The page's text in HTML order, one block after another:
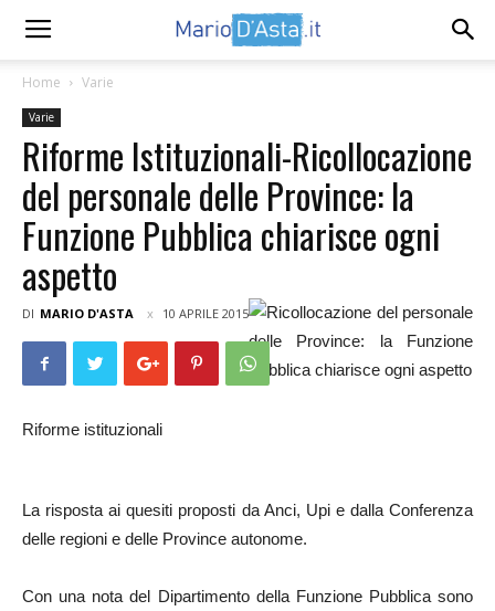
Home Varie
Varie
Riforme Istituzionali-Ricollocazione
del personale delle Province: la
Funzione Pubblica chiarisce ogni
aspetto
DI MARIO D'ASTA 10 APRILE 2015
Riforme istituzionali
La risposta ai quesiti proposti da Anci, Upi e dalla Conferenza
delle regioni e delle Province autonome.
Con una nota del Dipartimento della Funzione Pubblica sono